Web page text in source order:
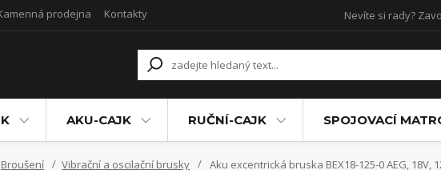
prodejna Kontakty Nevíte si rady?
AKU-CAJK RUČNÍ-CAJK SPOJOVACÍ
Broušení Vibrační a oscilační brusky Aku excentrická bruska BEX18-125-0 AEG, 18V,